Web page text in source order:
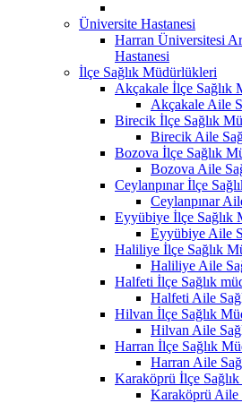
Üniversite Hastanesi
Harran Üniversitesi
Hastanesi
İlçe Sağlık Müdürlükleri
Akçakale İlçe Sağlık
Akçakale Aile
Birecik İlçe Sağlık
Birecik Aile
Bozova İlçe Sağlık
Bozova Aile
Ceylanpınar İlçe
Ceylanpınar
Eyyübiye İlçe Sağlık
Eyyübiye Aile
Haliliye İlçe Sağlık
Haliliye Aile
Halfeti İlçe Sağlık
Halfeti Aile
Hilvan İlçe Sağlık
Hilvan Aile
Harran İlçe Sağlık
Harran Aile
Karaköprü İlçe
Karaköprü Aile